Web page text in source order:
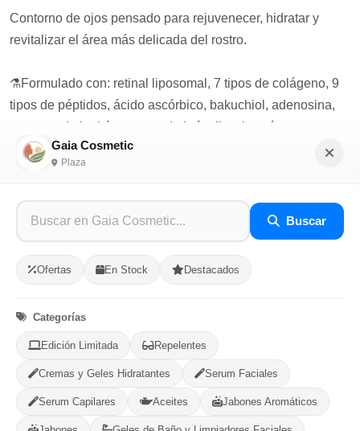
Gaia Cosmetic
Plaza
Buscar
Ofertas En Stock Destacados
Categorías
Edición Limitada Repelentes
Cremas y Geles Hidratantes Serum Faciales
Serum Capilares Aceites Jabones Aromáticos
Contorno de ojos pensado para rejuvenecer, hidratar y
revitalizar el área más delicada del rostro.
⚗️Formulado con: retinal liposomal, 7 tipos de colágeno, 9
tipos de péptidos, ácido ascórbico, bakuchiol, adenosina,
manteca de karité, extracto de brócoli y alantoína.
Beneficios:
- Hidrata y nutre la piel
- Mejora la elasticidad y firmeza
- Disminute ojeras y bolsas
experiencia de producto más higiénica.
Dermatológicamente probado.
Frasco de 15ml